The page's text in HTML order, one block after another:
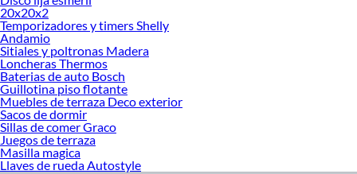
20x20x2
Temporizadores y timers Shelly
Andamio
Sitiales y poltronas Madera
Loncheras Thermos
Baterias de auto Bosch
Guillotina piso flotante
Muebles de terraza Deco exterior
Sacos de dormir
Sillas de comer Graco
Juegos de terraza
Masilla magica
Llaves de rueda Autostyle